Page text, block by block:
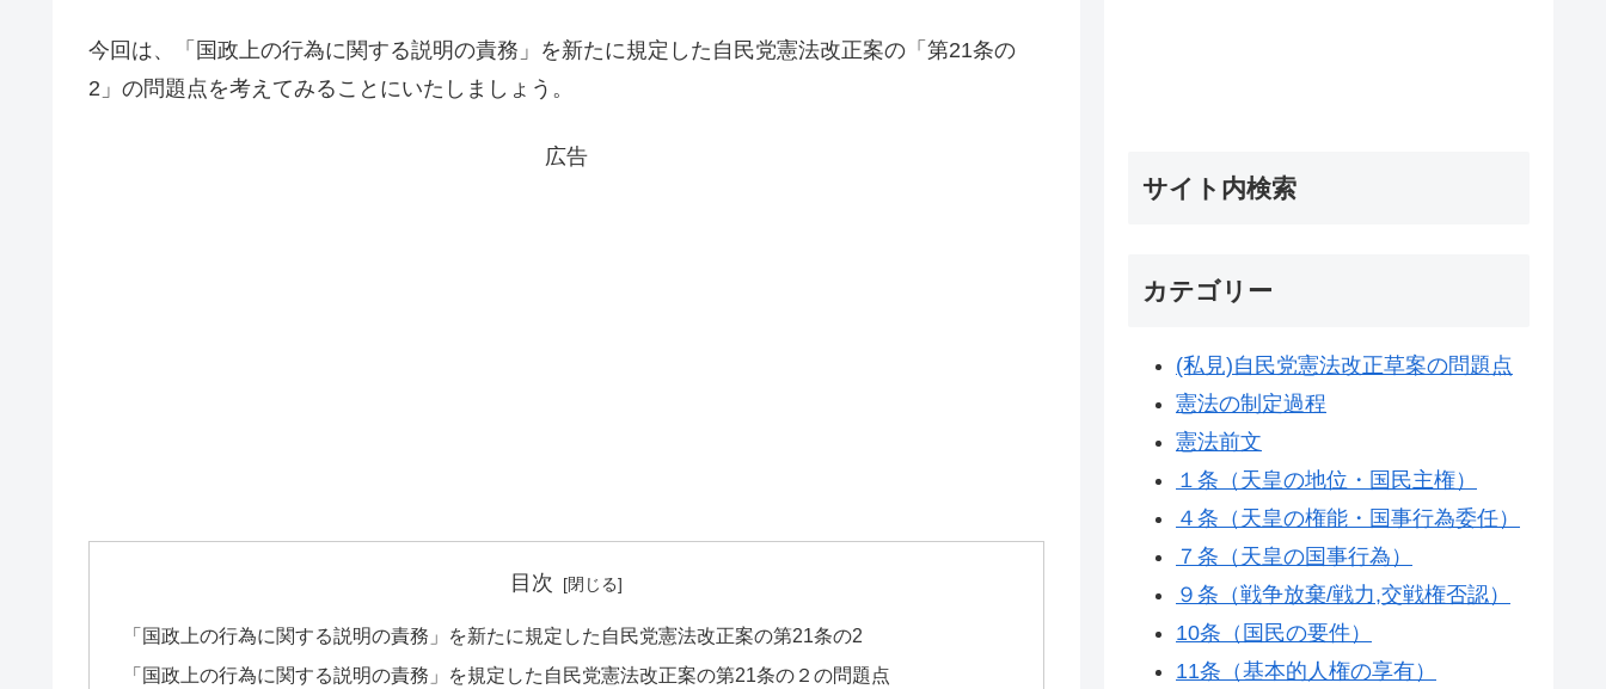
今回は、「国政上の行為に関する説明の責務」を新たに規定した自民党憲法改正案の「第21条の
2」の問題点を考えてみることにいたしましょう。
広告
目次
「国政上の行為に関する説明の責務」を新たに規定した自民党憲法改正案の第21条の2
「国政上の行為に関する説明の責務」を規定した自民党憲法改正案の第21条の２の問題点
サイト内検索
カテゴリー
(私見)自民党憲法改正草案の問題点
憲法の制定過程
憲法前文
１条（天皇の地位・国民主権）
４条（天皇の権能・国事行為委任）
７条（天皇の国事行為）
９条（戦争放棄/戦力,交戦権否認）
10条（国民の要件）
11条（基本的人権の享有）